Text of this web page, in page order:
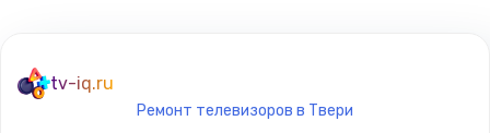
tv-iq.ru
Ремонт телевизоров в Твери